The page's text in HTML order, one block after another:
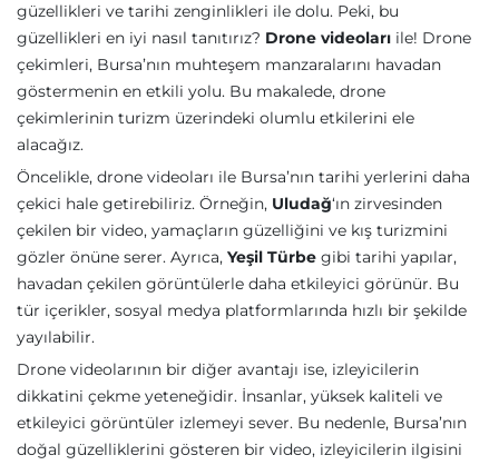
güzellikleri ve tarihi zenginlikleri ile dolu. Peki, bu
güzellikleri en iyi nasıl tanıtırız? Drone videoları ile! Drone
çekimleri, Bursa’nın muhteşem manzaralarını havadan
göstermenin en etkili yolu. Bu makalede, drone
çekimlerinin turizm üzerindeki olumlu etkilerini ele
alacağız.
Öncelikle, drone videoları ile Bursa’nın tarihi yerlerini daha
çekici hale getirebiliriz. Örneğin, Uludağ‘ın zirvesinden
çekilen bir video, yamaçların güzelliğini ve kış turizmini
gözler önüne serer. Ayrıca, Yeşil Türbe gibi tarihi yapılar,
havadan çekilen görüntülerle daha etkileyici görünür. Bu
tür içerikler, sosyal medya platformlarında hızlı bir şekilde
yayılabilir.
Drone videolarının bir diğer avantajı ise, izleyicilerin
dikkatini çekme yeteneğidir. İnsanlar, yüksek kaliteli ve
etkileyici görüntüler izlemeyi sever. Bu nedenle, Bursa’nın
doğal güzelliklerini gösteren bir video, izleyicilerin ilgisini